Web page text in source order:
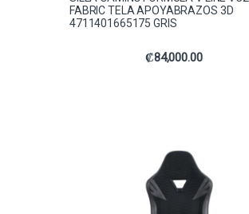
FABRIC TELA APOYABRAZOS 3D
4711401665175 GRIS
₡84,000.00